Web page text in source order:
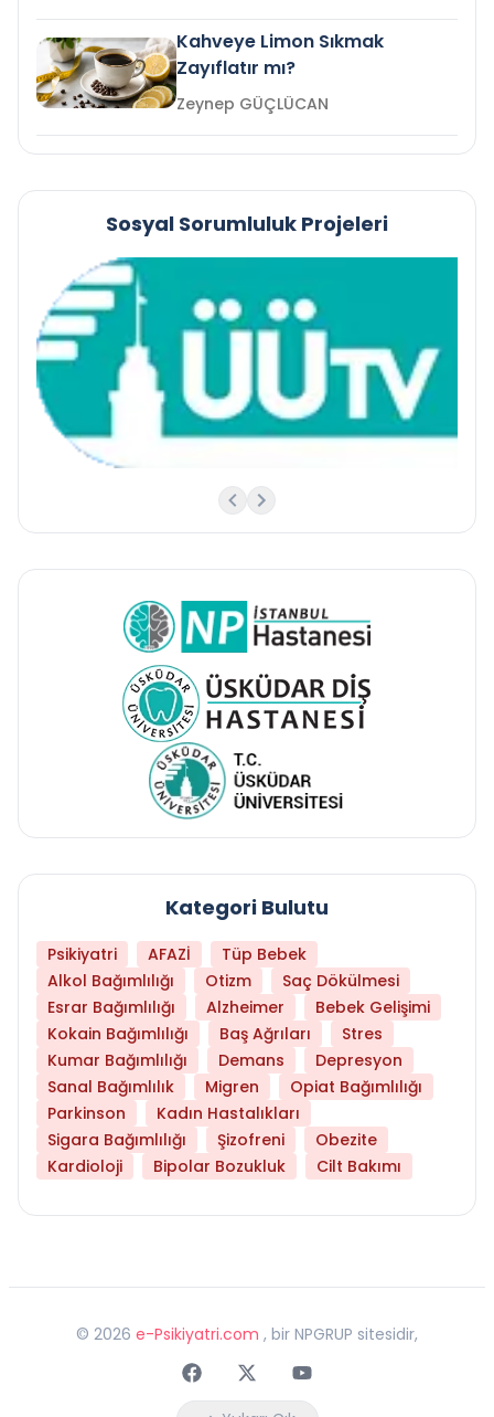
Kahveye Limon Sıkmak
Zayıflatır mı?
Zeynep GÜÇLÜCAN
Sosyal Sorumluluk Projeleri
Kategori Bulutu
Psikiyatri AFAZİ
Tüp Bebek
Alkol Bağımlılığı
Otizm
Saç Dökülmesi
Esrar Bağımlılığı
Alzheimer
Bebek Gelişimi
Kokain Bağımlılığı
Baş Ağrıları
Stres
Kumar Bağımlılığı
Demans
Depresyon
Sanal Bağımlılık
Migren
Opiat Bağımlılığı
Parkinson
Kadın Hastalıkları
Sigara Bağımlılığı
Şizofreni
Obezite
Kardioloji
Bipolar Bozukluk Cilt Bakımı
© 2026 e-Psikiyatri.com , bir NPGRUP sitesidir,
FaceebokTwitterYoutube